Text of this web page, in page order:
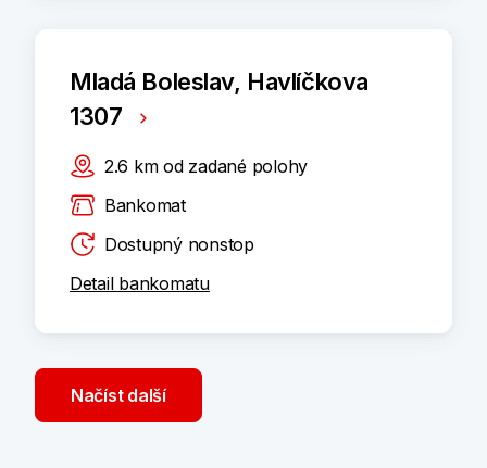
Mladá Boleslav, Havlíčkova
1307
2.6 km od zadané polohy
Bankomat
Dostupný nonstop
Detail bankomatu
Načíst další